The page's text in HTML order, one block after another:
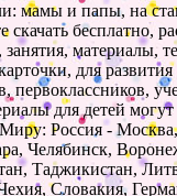
мамы и папы, на
бесплатно,
материалы,
для
первоклассников,
для детей могут
Россия -
Челябинск,
Таджикистан,
Словакия,